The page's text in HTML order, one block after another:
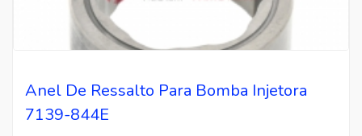
Anel De Ressalto Para Bomba Injetora
7139-844E